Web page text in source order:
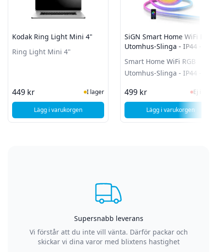
Kodak Ring Light Mini 4"
Ring Light Mini 4"
449 kr I Lager
I lager
Lägg i varukorgen, Kodak Ring Light Mini 4"
SiGN Smart Home WiFi RGB
Utomhus-Slinga - IP44 - 5m
Smart Home WiFi RGB
Utomhus-Slinga - IP44 - 5m
499 kr Ej i
Ej i lager
Lägg i varukorgen
, SiGN Smart
Supersnabb leverans
Vi förstår att du inte vill vänta. Därför packar och
skickar vi dina varor med blixtens hastighet